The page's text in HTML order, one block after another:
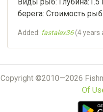
берега: Стоимость
Added: fastalex36(4 years
Copyright ©2010—2026
Of